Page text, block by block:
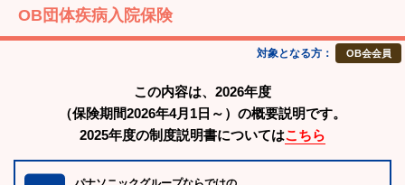
OB団体疾病入院保険
対象となる方： OB会会員
この内容は、2026年度
（保険期間2026年4月1日～）の概要説明です。
2025年度の制度説明書についてはこちら